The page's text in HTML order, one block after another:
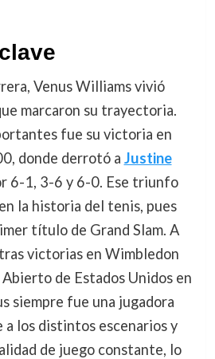
Venus Williams vivió
marcaron su trayectoria.
fue su victoria en
donde derrotó a Justine
6-1, 3-6 y 6-0. Ese triunfo
la historia del tenis, pues
título de Grand Slam. A
victorias en Wimbledon
de Estados Unidos en
siempre fue una jugadora
a los distintos escenarios y
de juego constante, lo